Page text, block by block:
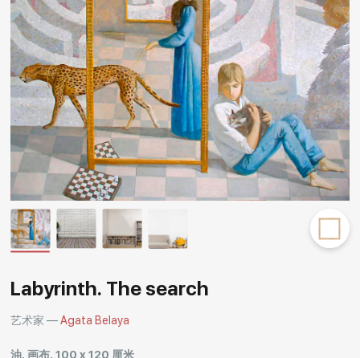
目录 艺术家
关于我们 服务
新闻 联系我们
其他项目
Rakov
special
Labyrinth. The search
艺术家 —Agata Belaya
油, 画布, 100 x 120 厘米